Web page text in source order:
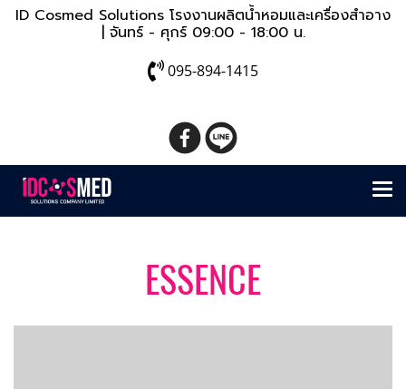
ID Cosmed Solutions โรงงานผลิตน้ำหอมและเครื่องสำอาง
| จันทร์ - ศุกร์ 09:00 - 18:00 น.
095-894-1415
ESSENCE